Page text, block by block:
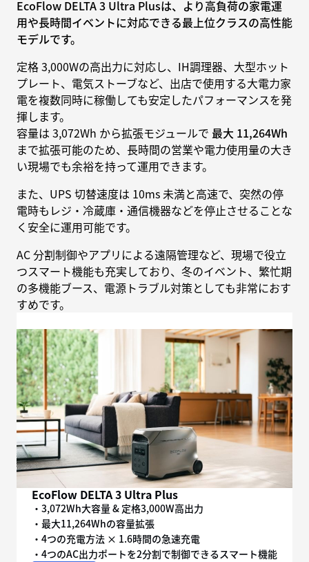
EcoFlow DELTA 3 Ultra Plusは、より高負荷の家電運
用や長時間イベントに対応できる最上位クラスの高性能
モデルです。
定格 3,000Wの高出力に対応し、IH調理器、大型ホット
プレート、電気ストーブなど、出店で使用する大電力家
電を複数同時に稼働しても安定したパフォーマンスを発
揮します。
容量は 3,072Wh から拡張モジュールで 最大 11,264Wh
まで拡張可能のため、長時間の営業や電力使用量の大き
い現場でも余裕を持って運用できます。
また、UPS 切替速度は 10ms 未満と高速で、突然の停
電時もレジ・冷蔵庫・通信機器などを停止させることな
く安全に運用可能です。
AC 分割制御やアプリによる遠隔管理など、現場で役立
つスマート機能も充実しており、冬のイベント、繁忙期
の多機能ブース、電源トラブル対策としても非常におす
すめです。
EcoFlow DELTA 3 Ultra Plus
・3,072Wh大容量 & 定格3,000W高出力
・最大11,264Whの容量拡張
・4つの充電方法 × 1.6時間の急速充電
・4つのAC出力ポートを2分割で制御できるスマート機能